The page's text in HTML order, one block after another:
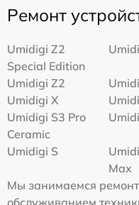
Ремонт
Umidigi Z2
Special Edition
Umidigi Z2
Umidigi X
Umidigi S3 Pro
Ceramic
Umidigi S
Max
Мы занимаемся